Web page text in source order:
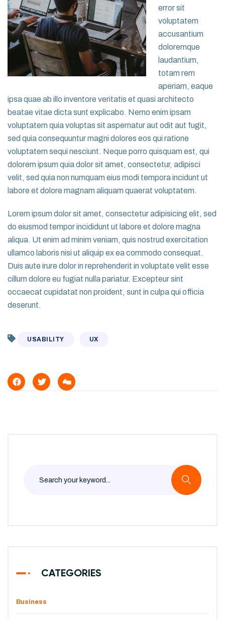
error sit
voluptatem
accusantium
doloremque
laudantium,
totam rem
aperiam, eaque
ipsa quae ab illo inventore veritatis et quasi architecto
beatae vitae dicta sunt explicabo. Nemo enim ipsam
voluptatem quia voluptas sit aspernatur aut odit aut fugit,
sed quia consequuntur magni dolores eos qui ratione
voluptatem sequi nesciunt. Neque porro quisquam est, qui
dolorem ipsum quia dolor sit amet, consectetur, adipisci
velit, sed quia non numquam eius modi tempora incidunt ut
labore et dolore magnam aliquam quaerat voluptatem.
Lorem ipsum dolor sit amet, consectetur adipisicing elit, sed
do eiusmod tempor incididunt ut labore et dolore magna
aliqua. Ut enim ad minim veniam, quis nostrud exercitation
ullamco laboris nisi ut aliquip ex ea commodo consequat.
Duis aute irure dolor in reprehenderit in voluptate velit esse
cillum dolore eu fugiat nulla pariatur. Excepteur sint
occaecat cupidatat non proident, sunt in culpa qui officia
deserunt.
USABILITY UX
CATEGORIES
Business